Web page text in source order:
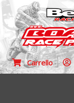
Carrello